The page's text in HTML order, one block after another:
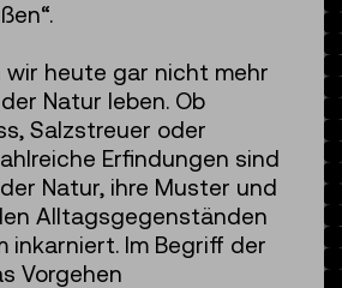
wir heute gar nicht mehr
Natur leben. Ob
Salzstreuer oder
Erfindungen sind
Natur, ihre Muster und
Alltagsgegenständen
inkarniert. Im Begriff der
Vorgehen